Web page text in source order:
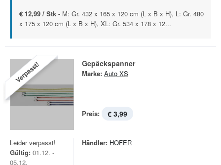
€ 12,99 / Stk - M: Gr. 432 x 165 x 120 cm (L x B x H), L: Gr. 480
x 175 x 120 cm (L x B x H), XL: Gr. 534 x 178 x 12...
Verpasst! Gepäckspanner
Marke: Auto XS
Preis: € 3,99
Leider verpasst!
Gültig: 01.12. -
05.12.
Händler: HOFER